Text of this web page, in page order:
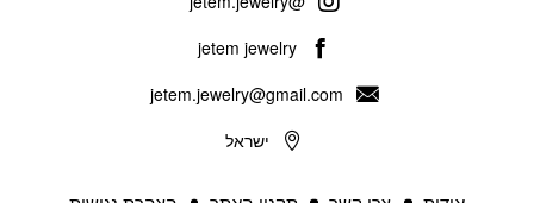
jetem jewelry
jetem.jewelry@gmail.com
ישראל